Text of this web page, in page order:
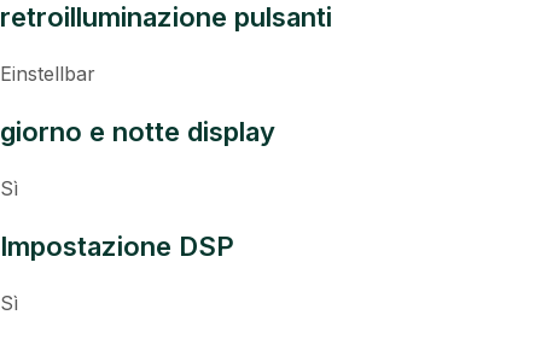
retroilluminazione pulsanti
Einstellbar
giorno e notte display
Sì
Impostazione DSP
Sì